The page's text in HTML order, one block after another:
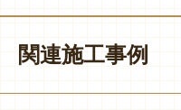
関連施工事例